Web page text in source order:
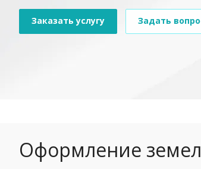
Заказать услугу Задать
Оформление